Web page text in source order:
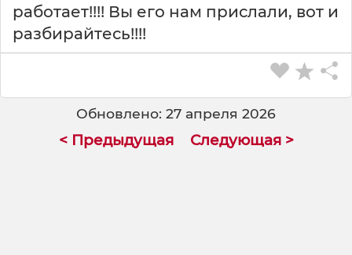
работает!!!! Вы его нам прислали, вот и
разбирайтесь!!!!
Обновлено: 27 апреля 2026
< Предыдущая Следующая >